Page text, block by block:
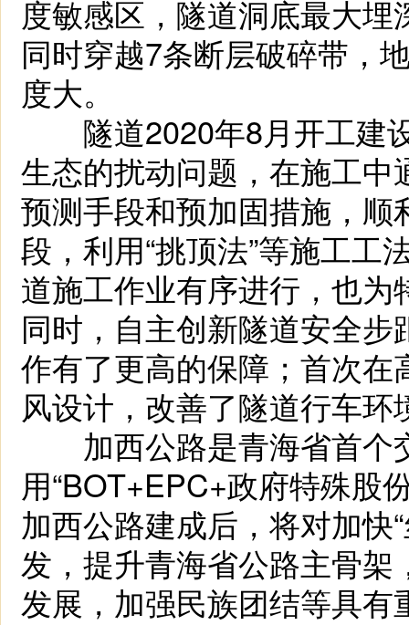
度敏感区，隧道洞底最大
同时穿越7条断层破碎带，
度大。
隧道2020年8月开工建
生态的扰动问题，在施工
预测手段和预加固措施，
段，利用“挑顶法”等施工工
道施工作业有序进行，也
同时，自主创新隧道安全
作有了更高的保障；首次
风设计，改善了隧道行车
加西公路是青海省首个
用“BOT+EPC+政府特殊股
加西公路建成后，将对加快
发，提升青海省公路主骨
发展，加强民族团结等具有